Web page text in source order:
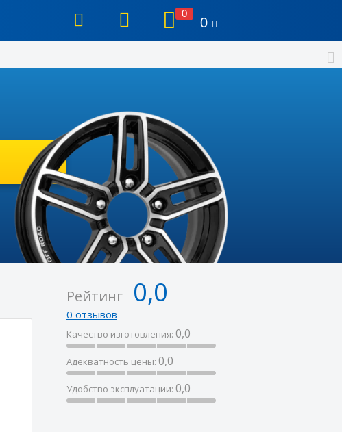
0
0
Рейтинг 0,0
0 отзывов
Качество изготовления: 0,0
Адекватность цены: 0,0
Удобство эксплуатации: 0,0